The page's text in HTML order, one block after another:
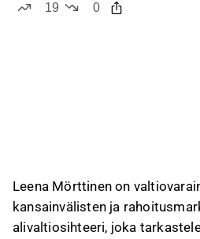
19
0
Leena Mörttinen on
kansainvälisten ja
alivaltiosihteeri, joka